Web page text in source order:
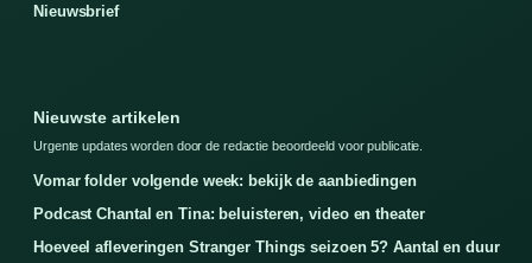
Nieuwsbrief
Nieuwste artikelen
Urgente updates worden door de redactie beoordeeld voor publicatie.
Vomar folder volgende week: bekijk de aanbiedingen
Podcast Chantal en Tina: beluisteren, video en theater
Hoeveel afleveringen Stranger Things seizoen 5? Aantal en duur